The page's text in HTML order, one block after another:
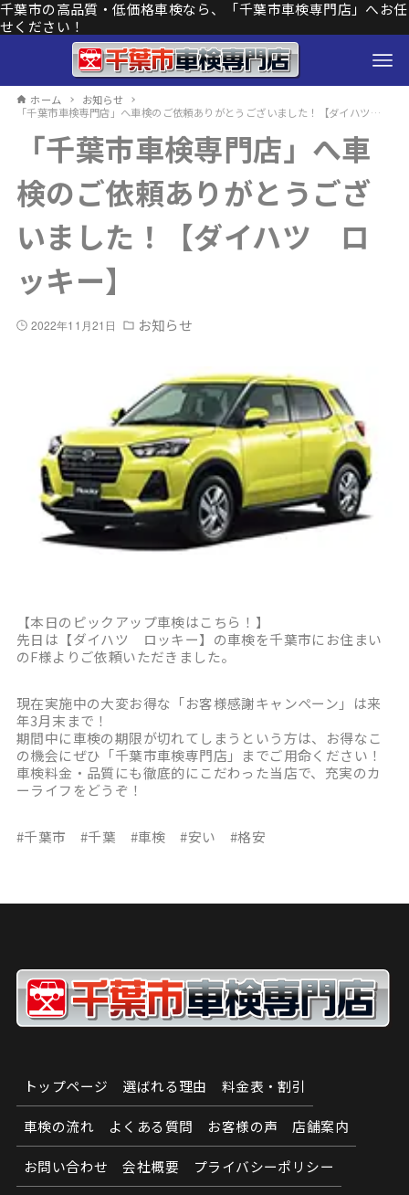
千葉市の高品質・低価格車検なら、「千葉市車検専門店」へお任
せください！
ホーム
お知らせ
「千葉市車検専門店」へ車検のご依頼ありがとうございました！【ダイハツ ロッキー】
「千葉市車検専門店」へ車
検のご依頼ありがとうござ
いました！【ダイハツ ロ
ッキー】
2022年11月21日 お知らせ
【本日のピックアップ車検はこちら！】
先日は【ダイハツ ロッキー】の車検を千葉市にお住まい
のF様よりご依頼いただきました。
現在実施中の大変お得な「お客様感謝キャンペーン」は来
年3月末まで！
期間中に車検の期限が切れてしまうという方は、お得なこ
の機会にぜひ「千葉市車検専門店」までご用命ください！
車検料金・品質にも徹底的にこだわった当店で、充実のカ
ーライフをどうぞ！
#千葉市 #千葉 #車検 #安い #格安
トップページ 選ばれる理由 料金表・割引
車検の流れ よくある質問 お客様の声 店舗案内
お問い合わせ 会社概要 プライバシーポリシー